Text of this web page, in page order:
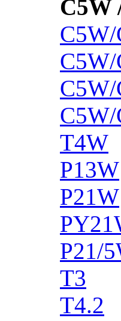
C5W
T4W
P13W
P21W
P21/
T3
T4.2